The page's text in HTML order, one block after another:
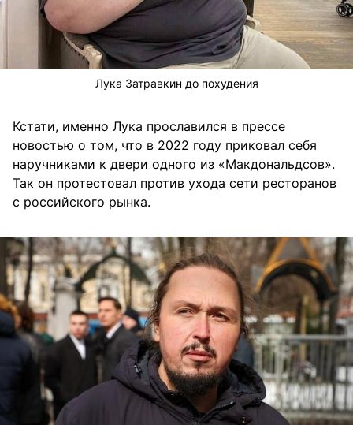
Лука Затравкин до похудения
Кстати, именно Лука прославился в прессе
новостью о том, что в 2022 году приковал себя
наручниками к двери одного из «Макдональдсов».
Так он протестовал против ухода сети ресторанов
с российского рынка.